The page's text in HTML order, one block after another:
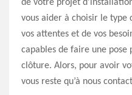
de votre projet
vous aider à choisir le type
vos attentes et de vos
capables de faire une
clôture. Alors, pour avoir
vous reste qu’à nous